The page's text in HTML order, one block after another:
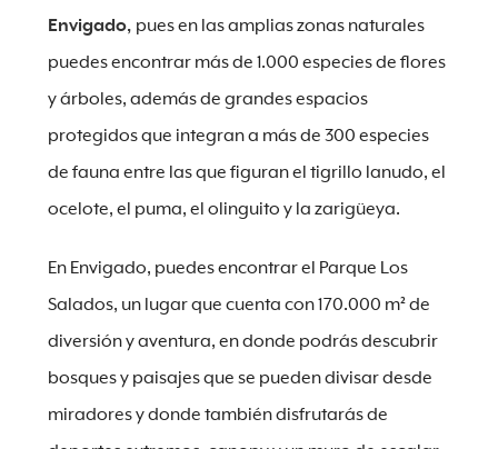
Envigado, pues en las amplias zonas naturales
puedes encontrar más de 1.000 especies de flores
y árboles, además de grandes espacios
protegidos que integran a más de 300 especies
de fauna entre las que figuran el tigrillo lanudo, el
ocelote, el puma, el olinguito y la zarigüeya.
En Envigado, puedes encontrar el Parque Los
Salados, un lugar que cuenta con 170.000 m² de
diversión y aventura, en donde podrás descubrir
bosques y paisajes que se pueden divisar desde
miradores y donde también disfrutarás de